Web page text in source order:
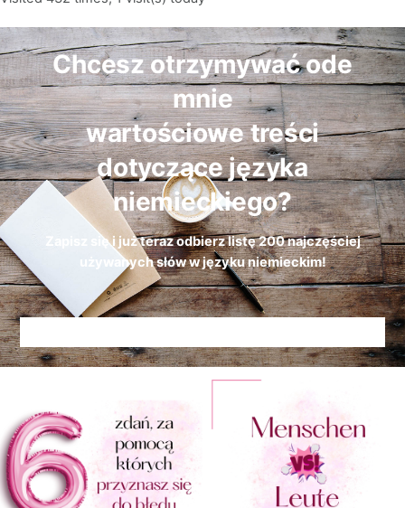
Chcesz otrzymywać ode
mnie
wartościowe treści
dotyczące języka
niemieckiego?
Zapisz się i już teraz odbierzlistę200 najczęściej
używanych słów w języku niemieckim!